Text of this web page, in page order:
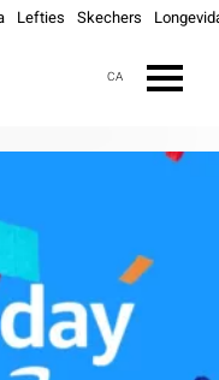
Lefties Skechers
CA